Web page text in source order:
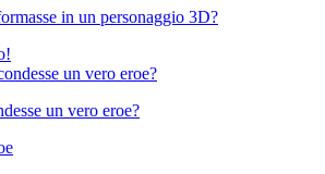
in un personaggio 3D?
un vero eroe?